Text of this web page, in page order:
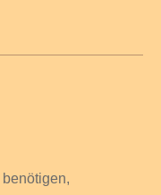
benötigen,